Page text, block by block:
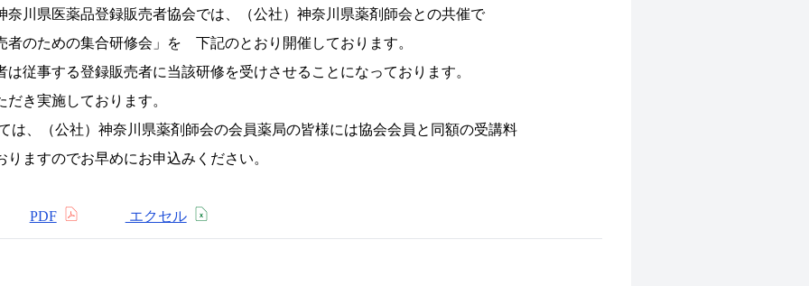
奈川県医薬品登録販売者協会では、（公社）神奈川県薬剤師会との共催で
者のための集合研修会」を 下記のとおり開催しております。
は従事する登録販売者に当該研修を受けさせることになっております。
だき実施しております。
は、（公社）神奈川県薬剤師会の会員薬局の皆様には協会会員と同額の受講料
りますのでお早めにお申込みください。
PDF エクセル